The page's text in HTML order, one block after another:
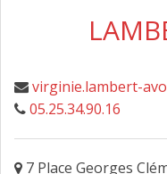
CONSULTATIONS
L’AIDE JURIDICTIONNELLE
virginie.lambert-
05.25.34.90.16
7 Place Georges